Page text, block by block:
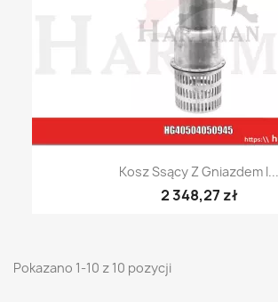
Kosz Ssący Z Gniazdem I...
2 348,27 zł
Pokazano 1-10 z 10 pozycji